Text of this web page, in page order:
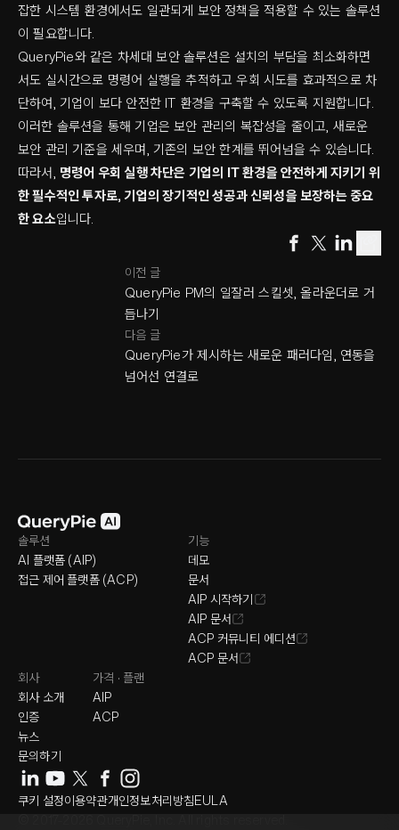
잡한 시스템 환경에서도 일관되게 보안 정책을 적용할 수 있는 솔루션
이 필요합니다.
QueryPie와 같은 차세대 보안 솔루션은 설치의 부담을 최소화하면
서도 실시간으로 명령어 실행을 추적하고 우회 시도를 효과적으로 차
단하여, 기업이 보다 안전한 IT 환경을 구축할 수 있도록 지원합니다.
이러한 솔루션을 통해 기업은 보안 관리의 복잡성을 줄이고, 새로운
보안 관리 기준을 세우며, 기존의 보안 한계를 뛰어넘을 수 있습니다.
따라서, 명령어 우회 실행 차단은 기업의 IT 환경을 안전하게 지키기 위
한 필수적인 투자로, 기업의 장기적인 성공과 신뢰성을 보장하는 중요
한 요소입니다.
이전 글
QueryPie PM의 일잘러 스킬셋, 올라운더로 거
듭나기
다음 글
QueryPie가 제시하는 새로운 패러다임, 연동을
넘어선 연결로
솔루션
AI 플랫폼 (AIP)
접근 제어 플랫폼 (ACP)
기능
데모
문서
AIP 시작하기
AIP 문서
ACP 커뮤니티 에디션
ACP 문서
회사
회사 소개
인증
뉴스
문의하기
가격 · 플랜
AIP
ACP
쿠키 설정이용약관개인정보처리방침EULA
© 2017-2026 QueryPie, Inc. All rights reserved.